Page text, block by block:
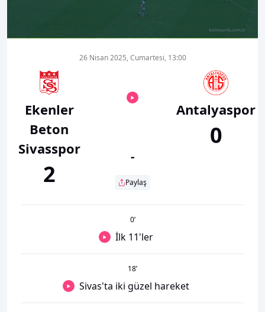
Ekenler
Beton
Sivasspor
2
26 Nisan 2025, Cumartesi, 13:00
-
Paylaş
Antalyaspor
0
0’
İlk 11'ler
18’
Sivas'ta iki güzel hareket